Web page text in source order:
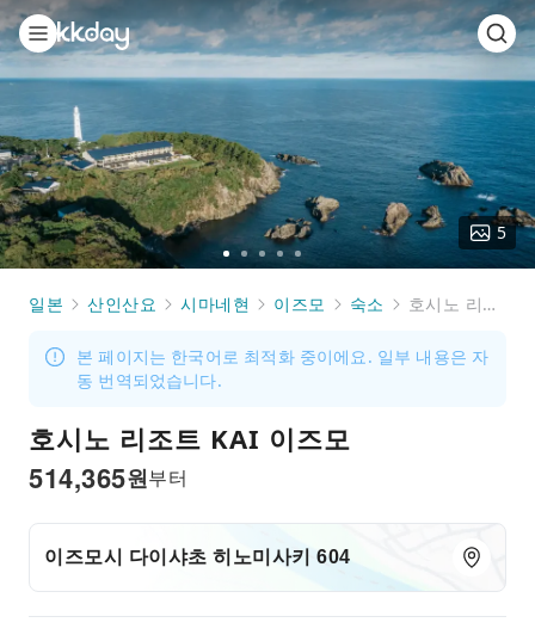
Go
to
1
Go
to
2
Go
3
Go
to
4
Go
5
5
일본 산인산요 시마네현 이즈모 숙소 호시노 리조트 KAI 이즈모
본 페이지는 한국어로 최적화 중이에요. 일부 내용은 자
동 번역되었습니다.
호시노 리조트 KAI 이즈모
원
514,365 부터
이즈모시 다이샤초 히노미사키 604